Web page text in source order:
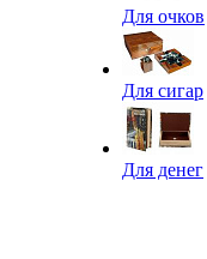
Для очков
Для сигар
Для денег